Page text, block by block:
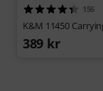
156
K&M 11450
389 kr